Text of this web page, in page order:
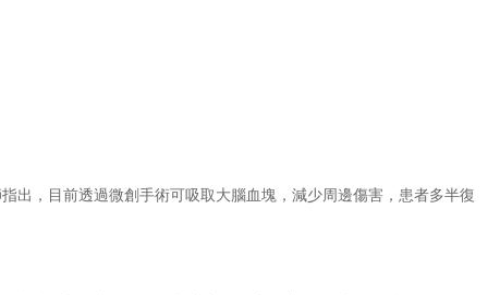
出，目前透過微創手術可吸取大腦血塊，減少周邊傷害，患者多半復